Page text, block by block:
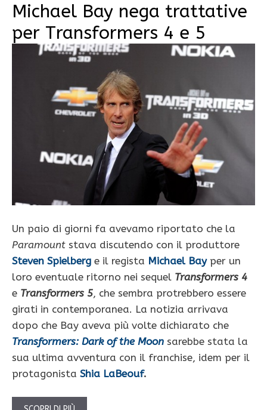
Michael Bay nega trattative
per Transformers 4 e 5
Un paio di giorni fa avevamo riportato che la
Paramount stava discutendo con il produttore
Steven Spielberg e il regista Michael Bayper un
loro eventuale ritorno nei sequel Transformers 4
e Transformers 5, che sembra protrebbero essere
girati in contemporanea. La notizia arrivava
dopo che Bay aveva più volte dichiarato che
Transformers: Dark of the Moon sarebbe stata la
sua ultima avventura con il franchise, idem per il
protagonista Shia LaBeouf.